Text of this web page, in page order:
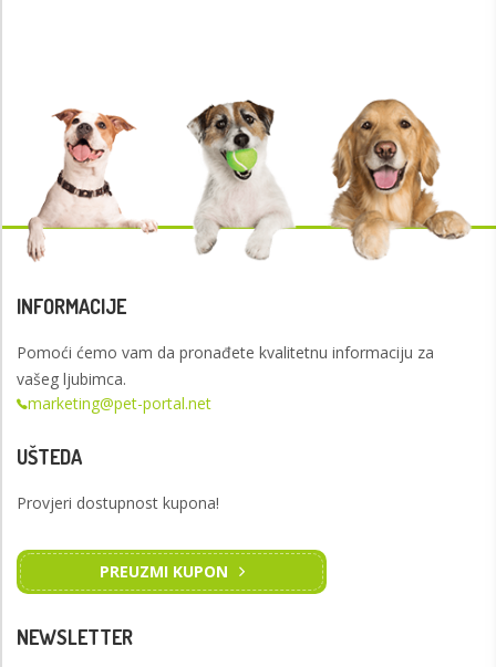
INFORMACIJE
Pomoći ćemo vam da pronađete kvalitetnu informaciju za
vašeg ljubimca.
marketing@pet-portal.net
UŠTEDA
Provjeri dostupnost kupona!
PREUZMI KUPON
NEWSLETTER